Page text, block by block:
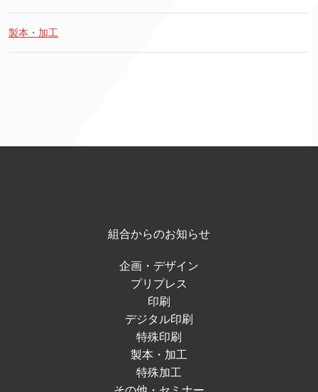
製本・加工
組合からのお知らせ
企画・デザイン
プリプレス
印刷
デジタル印刷
特殊印刷
製本・加工
特殊加工